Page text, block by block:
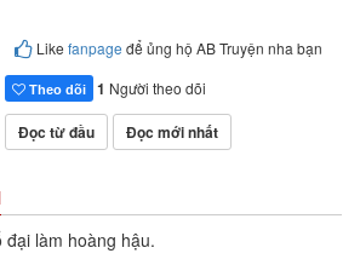
Like fanpage để ủng hộ AB Truyện nha bạn
Theo dõi 1 Người theo dõi
Đọc từ đầu Đọc mới nhất
làm hoàng hậu.